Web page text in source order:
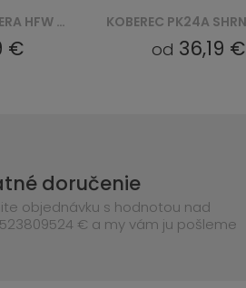
KOBEREC PK24A SHRNIK HERA HBV - KREMOWY
€ od 36,19 €
doručenie
objednávku s hodnotou nad
€ a my vám ju pošleme